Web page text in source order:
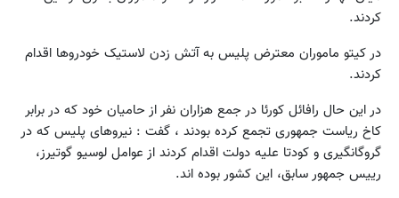
کردند.
در کیتو ماموران معترض پلیس به آتش زدن لاستیک خودروها اقدام
کردند.
در این حال رافائل کورئا در جمع هزاران نفر از حامیان خود که در برابر
کاخ ریاست جمهوری تجمع کرده بودند ، گفت : نیروهای پلیس که در
گروگانگیری و کودتا علیه دولت اقدام کردند از عوامل لوسیو گوتیرز،
رییس جمهور سابق، این کشور بوده اند.